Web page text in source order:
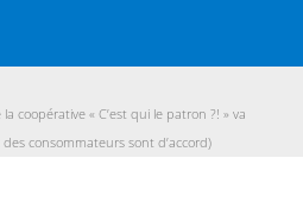
coopérative « C’est qui le patron ?! » va
consommateurs sont d’accord)